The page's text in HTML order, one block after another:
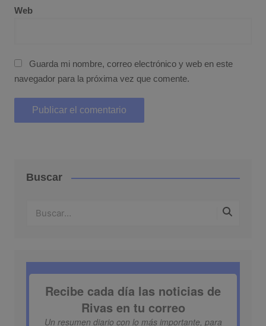
Web
Guarda mi nombre, correo electrónico y web en este
navegador para la próxima vez que comente.
Buscar